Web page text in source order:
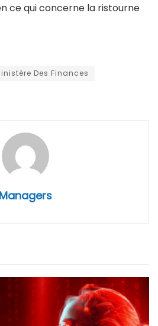
ce qui concerne la ristourne
Des Finances
Managers